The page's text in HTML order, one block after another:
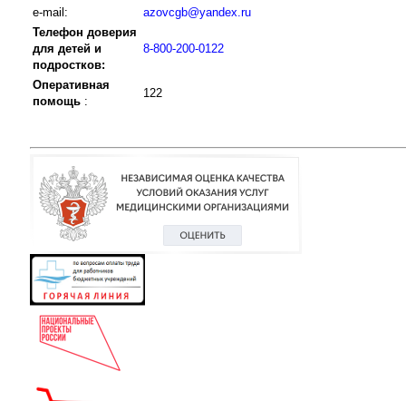
e-mail:
azovcgb@yandex.ru
Телефон доверия
для детей и
подростков:
8-800-200-0122
Оперативная
помощь :
122